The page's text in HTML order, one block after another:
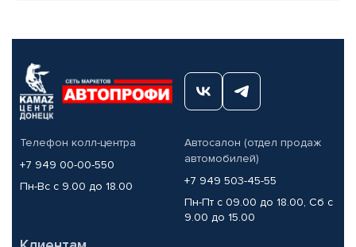
Телефон колл-центра
+7 949 00-00-550
Пн-Вс с 9.00 до 18.00
Автосалон (отдел продаж
автомобилей)
+7 949 503-45-55
Пн-Пт с 09.00 до 18.00, Сб с
9.00 до 15.00